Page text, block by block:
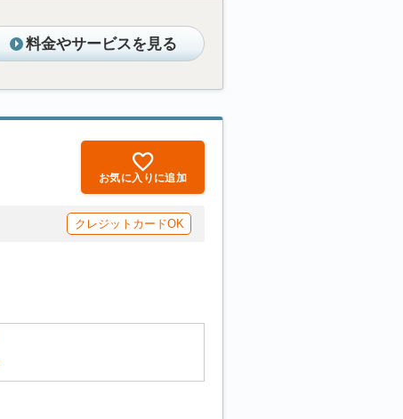
料金やサービスを見る
お気に入りに追加
クレジットカードOK